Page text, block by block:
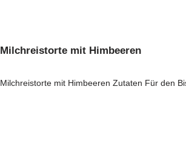
Milchreistorte mit Himbeeren
Milchreistorte mit Himbeeren Zutaten Für den